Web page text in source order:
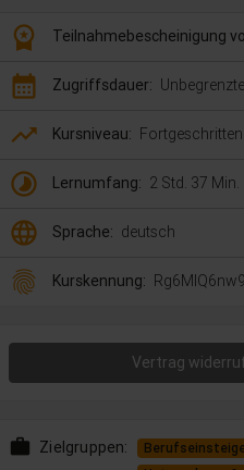
workspace_premium Teilnahmebescheinigung
calendar_month Zugriffsdauer:
trending_up Kursniveau: Fortgeschritten
timelapse Lernumfang: 2 Std. 37 Min.
language Sprache: deutsch
fingerprint Kurskennung: Rg6MlQ6nw9
Vertrag
work Zielgruppen: